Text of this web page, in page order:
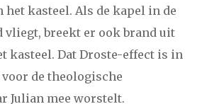
kasteel. Als de kapel in de
vliegt, breekt er ook brand uit
kasteel. Dat Droste-effect is in
de theologische
Julian mee worstelt.